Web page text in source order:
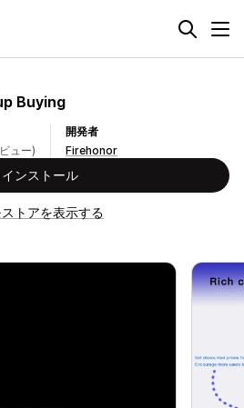
Buying
ュー)
開発者
Firehonor
インストール
トアを表示する